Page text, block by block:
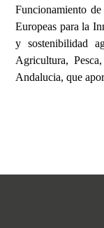
Funcionamiento
Europeas para la
y sostenibilidad
Agricultura,
Andalucia, que